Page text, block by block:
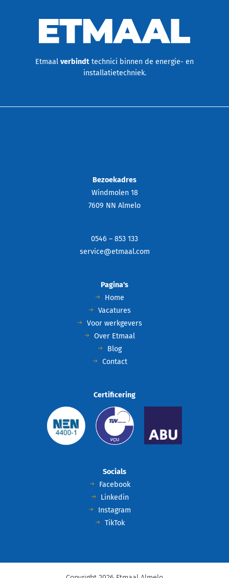
Etmaal verbindt technici binnen de energie- en
installatietechniek.
Bezoekadres
Windmolen 18
7609 NN Almelo
0546 – 853 133
service@etmaal.com
Pagina's
Home
Vacatures
Voor werkgevers
Over Etmaal
Blog
Contact
Certificering
Socials
Facebook
Linkedin
Instagram
TikTok